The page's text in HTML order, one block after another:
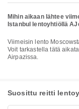
Mihin aikaan lähtee
Istanbul lentoyhtiöllä
Viimeisin lento Moscowsta Istanbulyn lentoyhtiöllä AJet lähtee klo 05.55.
Voit tarkastella tätä
Airpazissa.
Suosittu reitti